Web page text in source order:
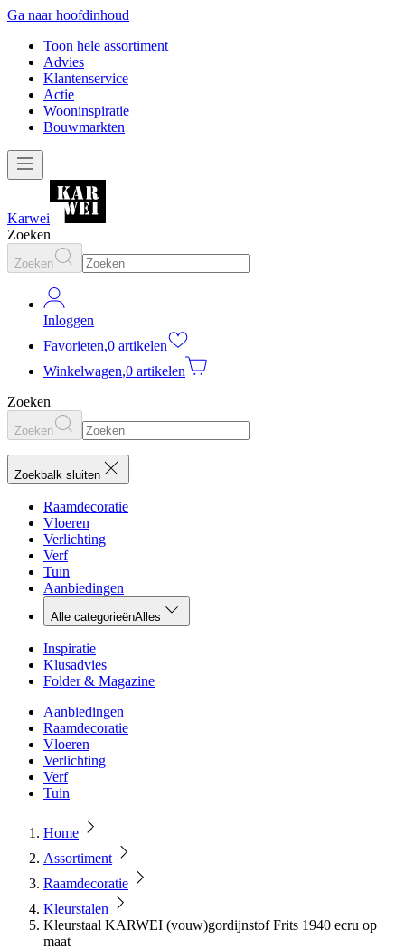
Ga naar hoofdinhoud
Toon hele assortiment
Advies
Klantenservice
Actie
Wooninspiratie
Bouwmarkten
Karwei
Zoeken
Zoeken
Inloggen
Favorieten,0 artikelen
Winkelwagen,0 artikelen
Zoeken
Zoeken
Zoekbalk sluiten
Raamdecoratie
Vloeren
Verlichting
Verf
Tuin
Aanbiedingen
Alle categorieënAlles
Inspiratie
Klusadvies
Folder & Magazine
Aanbiedingen
Raamdecoratie
Vloeren
Verlichting
Verf
Tuin
Home
Assortiment
Raamdecoratie
Kleurstalen
Kleurstaal KARWEI (vouw)gordijnstof Frits 1940 ecru op
maat